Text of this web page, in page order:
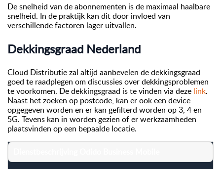
De snelheid van de abonnementen is de maximaal haalbare
snelheid. In de praktijk kan dit door invloed van
verschillende factoren lager uitvallen.
Dekkingsgraad Nederland
Cloud Distributie zal altijd aanbevelen de dekkingsgraad
goed te raadplegen om discussies over dekkingsproblemen
te voorkomen. De dekkingsgraad is te vinden via deze link.
Naast het zoeken op postcode, kan er ook een device
opgegeven worden en er kan gefilterd worden op 3, 4 en
5G. Tevens kan in worden gezien of er werkzaamheden
plaatsvinden op een bepaalde locatie.